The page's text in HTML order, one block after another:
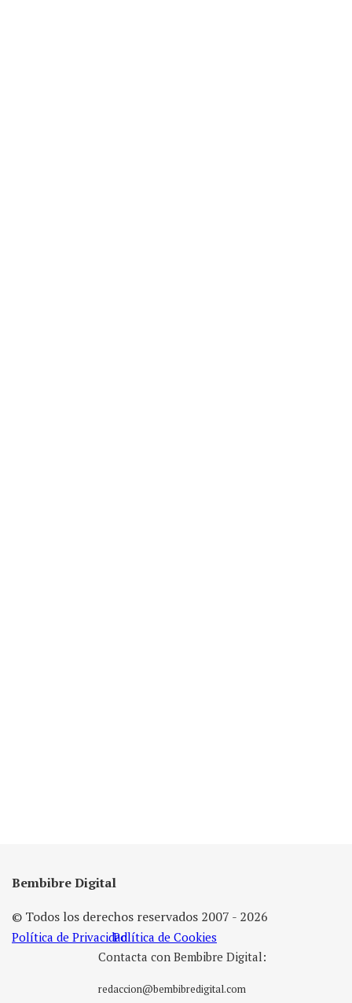
Bembibre Digital
© Todos los derechos reservados 2007 - 2026
Política de PrivacidadPolítica de Cookies
Contacta con Bembibre Digital:
redaccion@bembibredigital.com